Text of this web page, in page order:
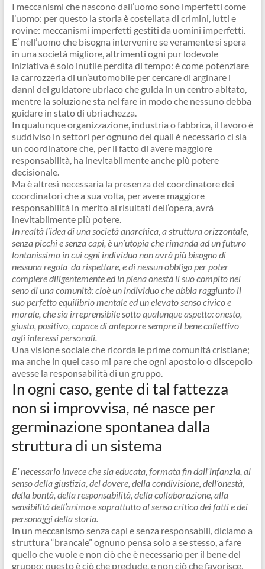
I meccanismi che nascono dall’uomo sono imperfetti come
l’uomo: per questo la storia è costellata di crimini, lutti e
rovine: meccanismi imperfetti gestiti da uomini imperfetti.
E’ nell’uomo che bisogna intervenire se veramente si spera
in una società migliore, altrimenti ogni pur lodevole
iniziativa è solo inutile perdita di tempo: è come potenziare
la carrozzeria di un’automobile per cercare di arginare i
danni del guidatore ubriaco che guida in un centro abitato,
mentre la soluzione sta nel fare in modo che nessuno debba
guidare in stato di ubriachezza.
In qualunque organizzazione, industria o fabbrica, il lavoro è
suddiviso in settori per ognuno dei quali è necessario ci sia
un coordinatore che, per il fatto di avere maggiore
responsabilità, ha inevitabilmente anche più potere
decisionale.
Ma è altresì necessaria la presenza del coordinatore dei
coordinatori che a sua volta, per avere maggiore
responsabilità in merito ai risultati dell’opera, avrà
inevitabilmente più potere.
In realtà l’idea di una società anarchica, a struttura orizzontale,
senza picchi e senza capi, è un’utopia che rimanda ad un futuro
lontanissimo in cui ogni individuo non avrà più bisogno di
nessuna regola da rispettare, e di nessun obbligo per poter
compiere diligentemente ed in piena onestà il suo compito nel
seno di una comunità: cioè un individuo che abbia raggiunto il
suo perfetto equilibrio mentale ed un elevato senso civico e
morale, che sia irreprensibile sotto qualunque aspetto: onesto,
giusto, positivo, capace di anteporre sempre il bene collettivo
agli interessi personali.
Una visione sociale che ricorda le prime comunità cristiane;
ma anche in quel caso mi pare che ogni apostolo o discepolo
avesse la responsabilità di un gruppo.
In ogni caso, gente di tal fattezza
non si improvvisa, né nasce per
germinazione spontanea dalla
struttura di un sistema
E’ necessario invece che sia educata, formata fin dall’infanzia, al
senso della giustizia, del dovere, della condivisione, dell’onestà,
della bontà, della responsabilità, della collaborazione, alla
sensibilità dell’animo e soprattutto al senso critico dei fatti e dei
personaggi della storia.
In un meccanismo senza capi e senza responsabili, diciamo a
struttura “brancale” ognuno pensa solo a se stesso, a fare
quello che vuole e non ciò che è necessario per il bene del
gruppo: questo è ciò che preclude, e non ciò che favorisce,